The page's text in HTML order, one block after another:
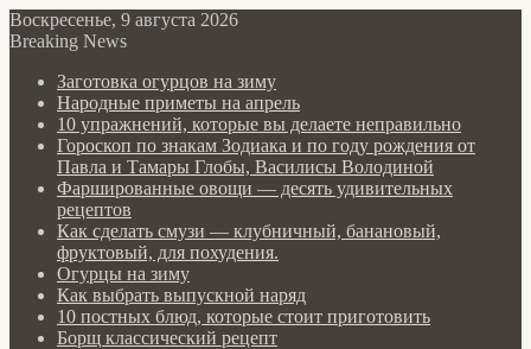
Воскресенье, 9 августа 2026
Breaking News
Заготовка огурцов на зиму
Народные приметы на апрель
10 упражнений, которые вы делаете неправильно
Гороскоп по знакам Зодиака и по году рождения от
Павла и Тамары Глобы, Василисы Володиной
Фаршированные овощи — десять удивительных
рецептов
Как сделать cмузи — клубничный, банановый,
фруктовый, для похудения.
Огурцы на зиму
Как выбрать выпускной наряд
10 постных блюд, которые стоит приготовить
Борщ классический рецепт